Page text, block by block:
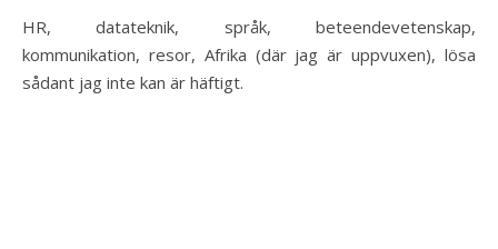
HR, datateknik, språk, beteendevetenskap,
kommunikation, resor, Afrika (där jag är uppvuxen), lösa
sådant jag inte kan är häftigt.